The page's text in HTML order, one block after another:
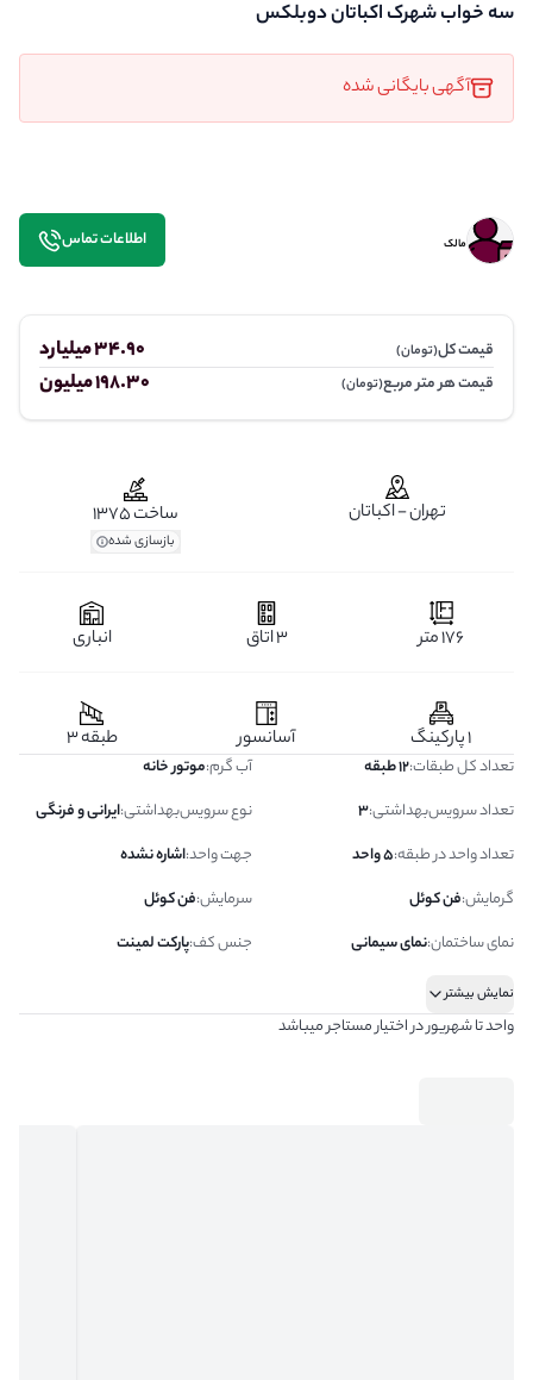
آگهی بایگانی شده
سه خواب شهرک اکباتان دوبلکس
قیمت کل(تومان) 34.90 میلیارد
قیمت هر متر مربع(تومان) 198.30 میلیون
مالک اطلاعات تماس
تهران - اکباتان ساخت 1375
بازسازی شده
176 متر 3 اتاق انباری
1 پارکینگ آسانسور طبقه 3
تعداد کل طبقات:12 طبقه آب گرم:موتور خانه
تعداد سرویس‌بهداشتی:
3 نوع سرویس‌بهداشتی:ایرانی و فرنگی
تعداد واحد در طبقه:5 واحد جهت واحد:اشاره نشده
گرمایش:فن کوئل سرمایش:فن کوئل
نمای ساختمان:نمای سیمانی جنس کف:پارکت لمینت
نمایش بیشتر
واحد تا شهریور در اختیار مستاجر میباشد